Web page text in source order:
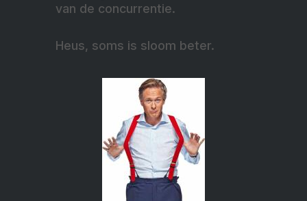
van de concurrentie.
Heus, soms is sloom beter.